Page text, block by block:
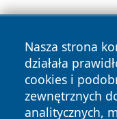
Nasza strona
działała
cookies i
zewnętrznych
analitycznych,
Copyright © 2026
zastrzeżone.